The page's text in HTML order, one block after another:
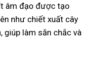
âm đạo được tạo
như chiết xuất cây
giúp làm săn chắc và